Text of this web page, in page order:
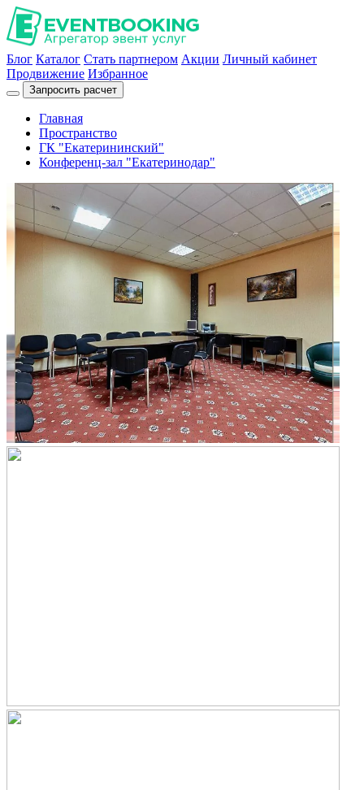
Блог Каталог Стать партнером Акции Личный кабинет
Продвижение Избранное
Запросить расчет
Главная
Пространство
ГК "Екатерининский"
Конференц-зал "Екатеринодар"